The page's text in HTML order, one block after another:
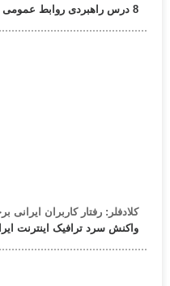
8 درس راهبردی روابط عمومی از بحران‌های ۲۰۲۵
کلادفلر: رفتار کاربران ایرانی
واکنش سرد ترافیک اینترنت ایران